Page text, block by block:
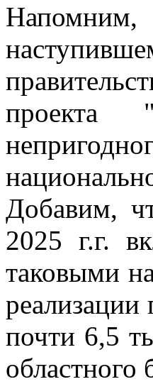
Напомним,
проекта
Добавим,
2025 г.г.
таковыми
почти 6,5
областного